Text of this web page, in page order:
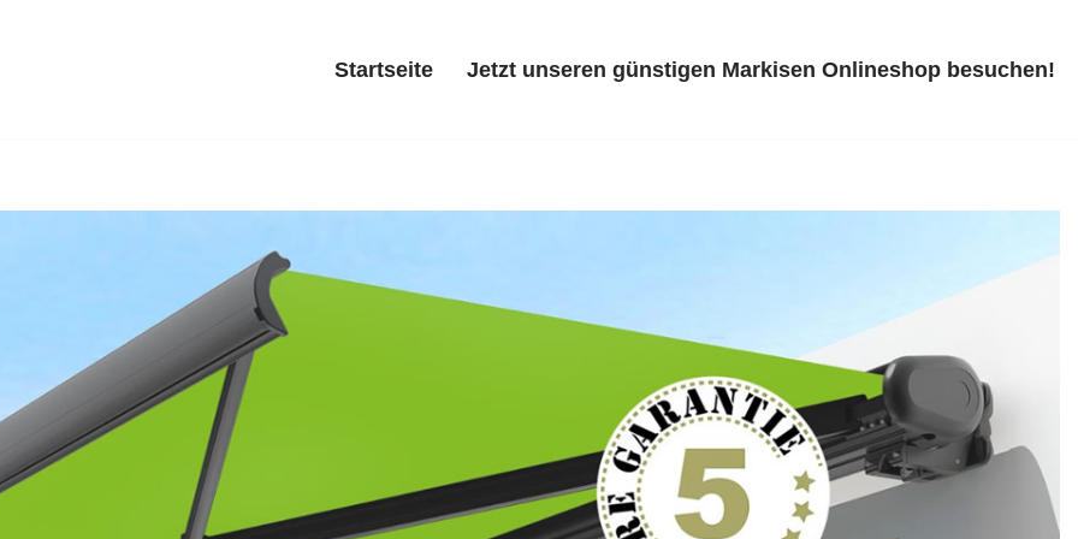
Startseite Jetzt unseren günstigen Markisen Onlineshop besuchen!